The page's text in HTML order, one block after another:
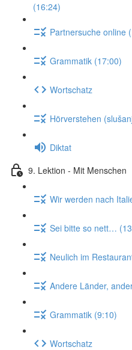
(16:24)
Partnersuche online
Grammatik (17:00)
Wortschatz
Hörverstehen
Diktat
9. Lektion - Mit Menschen
Wir werden nach
Sei bitte so nett…
Neulich im
Andere Länder,
Grammatik (9:10)
Wortschatz